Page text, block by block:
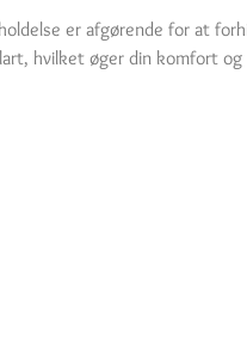
er afgørende for at
hvilket øger din komfort og